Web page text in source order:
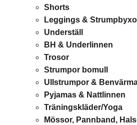
Shorts
Leggings &
Underställ
BH & Underlinnen
Trosor
Strumpor bomull
Ullstrumpor &
Pyjamas & Nattlinnen
Träningskläder/Yoga
Mössor, Pannband,